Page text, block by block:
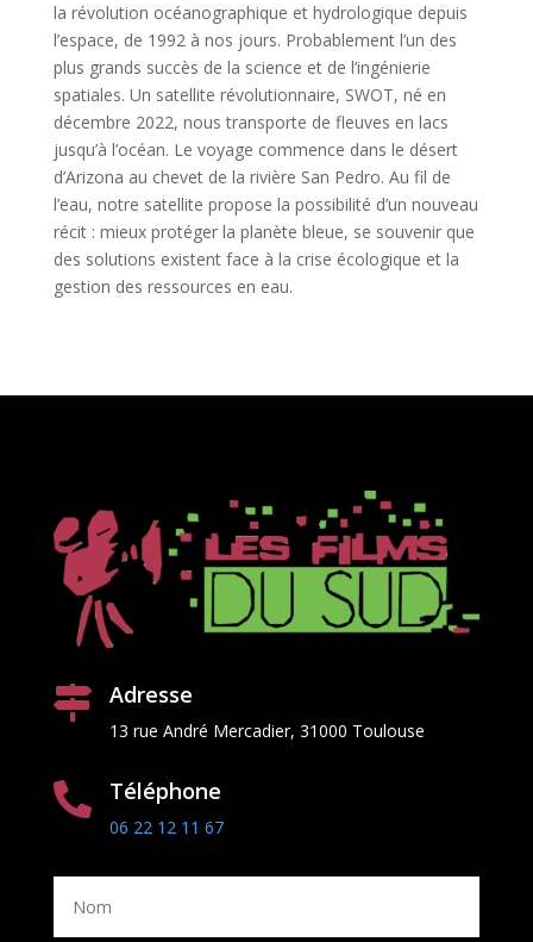
la révolution océanographique et hydrologique depuis
l’espace, de 1992 à nos jours. Probablement l’un des
plus grands succès de la science et de l’ingénierie
spatiales. Un satellite révolutionnaire, SWOT, né en
décembre 2022, nous transporte de fleuves en lacs
jusqu’à l’océan. Le voyage commence dans le désert
d’Arizona au chevet de la rivière San Pedro. Au fil de
l’eau, notre satellite propose la possibilité d’un nouveau
récit : mieux protéger la planète bleue, se souvenir que
des solutions existent face à la crise écologique et la
gestion des ressources en eau.
 Adresse
13 rue André Mercadier, 31000 Toulouse
 Téléphone
06 22 12 11 67